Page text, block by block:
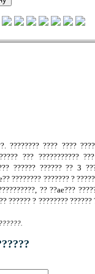
???????? ???? ????
??? ???????????
?????? ?????? ?? 3
???????? ??????? ?
?? ??ae???
?????? ? ???????? ??????